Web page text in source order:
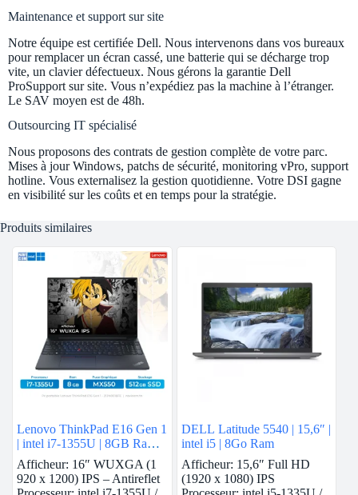
Maintenance et support sur site
Notre équipe est certifiée Dell. Nous intervenons dans vos bureaux
pour remplacer un écran cassé, une batterie qui se décharge trop
vite, un clavier défectueux. Nous gérons la garantie Dell
ProSupport sur site. Vous n’expédiez pas la machine à l’étranger.
Le SAV moyen est de 48h.
Outsourcing IT spécialisé
Nous proposons des contrats de gestion complète de votre parc.
Mises à jour Windows, patchs de sécurité, monitoring vPro, support
hotline. Vous externalisez la gestion quotidienne. Votre DSI gagne
en visibilité sur les coûts et en temps pour la stratégie.
Produits similaires
Lenovo ThinkPad E16 Gen 1
| intel i7-1355U | 8GB Ram |
Nvidia MX550 | 512GB
SSD
Afficheur: 16″ WUXGA (1
920 x 1200) IPS – Antireflet
DELL Latitude 5540 | 15,6″ |
intel i5 | 8Go Ram
Afficheur: 15,6″ Full HD
(1920 x 1080) IPS